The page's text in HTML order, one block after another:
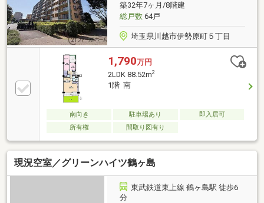
築32年7ヶ月/8階建
総戸数64戸
埼玉県川越市伊勢原町５丁目
1,790万円
2LDK 88.52m2
1階 南
南向き 駐車場あり
即入居可
所有権
間取り図有り
現況空室／グリーンハイツ鶴ヶ島
東武鉄道東上線 鶴ヶ島駅 徒歩6
分